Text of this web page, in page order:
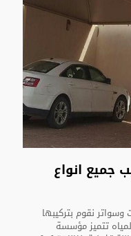
جميع انواع
نقوم بتركيبها
تتميز مؤسسة